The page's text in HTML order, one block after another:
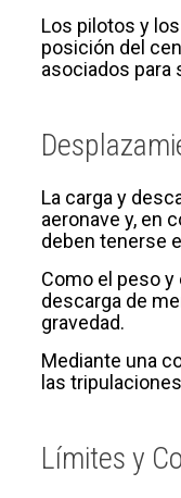
Los pilotos y
posición del
asociados para
La carga y
aeronave y, en
deben tenerse
Como el peso
descarga de
gravedad.
Mediante una
las
Límites y